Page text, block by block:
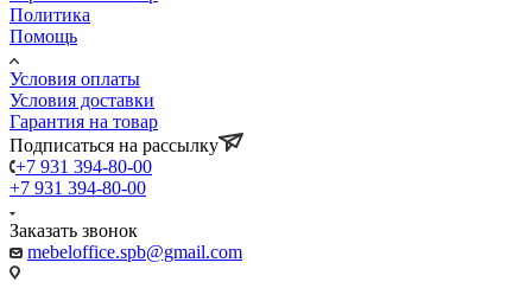
Политика
Помощь
Условия оплаты
Условия доставки
Гарантия на товар
Подписаться на рассылку
+7 931 394-80-00
+7 931 394-80-00
Заказать звонок
mebeloffice.spb@gmail.com